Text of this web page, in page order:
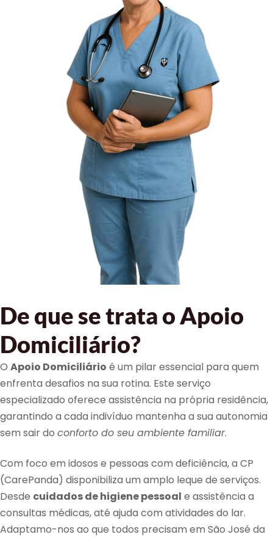
De que se trata o Apoio
Domiciliário?
O Apoio Domiciliário é um pilar essencial para quem
enfrenta desafios na sua rotina. Este serviço
especializado oferece assistência na própria residência,
garantindo a cada indivíduo mantenha a sua autonomia
sem sair do conforto do seu ambiente familiar.
Com foco em idosos e pessoas com deficiência, a CP
(CarePanda) disponibiliza um amplo leque de serviços.
Desde cuidados de higiene pessoal e assistência a
consultas médicas, até ajuda com atividades do lar.
Adaptamo-nos ao que todos precisam em São José da